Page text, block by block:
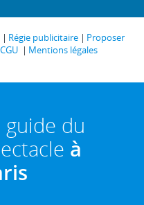
Régie publicitaire
Proposer
CGU
Mentions légales
guide du
à